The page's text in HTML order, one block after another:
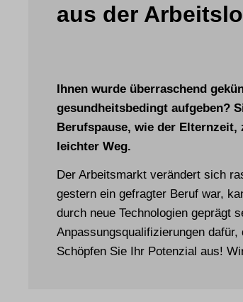
aus der
Ihnen wurde überraschend
gesundheitsbedingt aufgeben?
Berufspause, wie der
leichter Weg.
Der Arbeitsmarkt verändert sich
gestern ein gefragter Beruf war,
durch neue Technologien geprägt
Anpassungs­qualifizierungen
Schöpfen Sie Ihr Potenzial aus!